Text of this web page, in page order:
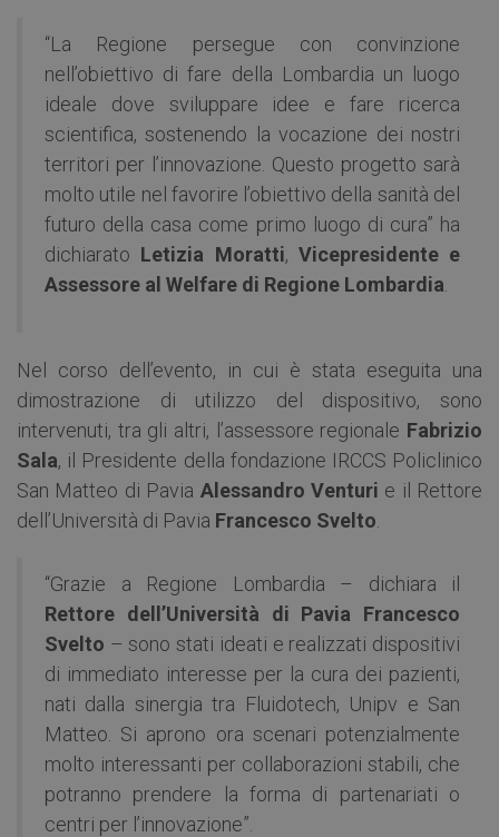
“La Regione persegue con convinzione
nell’obiettivo di fare della Lombardia un luogo
ideale dove sviluppare idee e fare ricerca
scientifica, sostenendo la vocazione dei nostri
territori per l’innovazione. Questo progetto sarà
molto utile nel favorire l’obiettivo della sanità del
futuro della casa come primo luogo di cura” ha
dichiarato Letizia Moratti, Vicepresidente e
Assessore al Welfare di Regione Lombardia
Nel corso dell’evento, in cui è stata eseguita una
dimostrazione di utilizzo del dispositivo, sono
intervenuti, tra gli altri, l’assessore regionale Fabrizio
Sala, il Presidente della fondazione IRCCS Policlinico
San Matteo di Pavia Alessandro Venturi e il Rettore
dell’Università di Pavia Francesco Svelto
“Grazie a Regione Lombardia – dichiara il
Rettore dell’Università di Pavia Francesco
Svelto – sono stati ideati e realizzati dispositivi
di immediato interesse per la cura dei pazienti,
nati dalla sinergia tra Fluidotech, Unipv e San
Matteo. Si aprono ora scenari potenzialmente
molto interessanti per collaborazioni stabili, che
potranno prendere la forma di partenariati o
centri per l’innovazione”.